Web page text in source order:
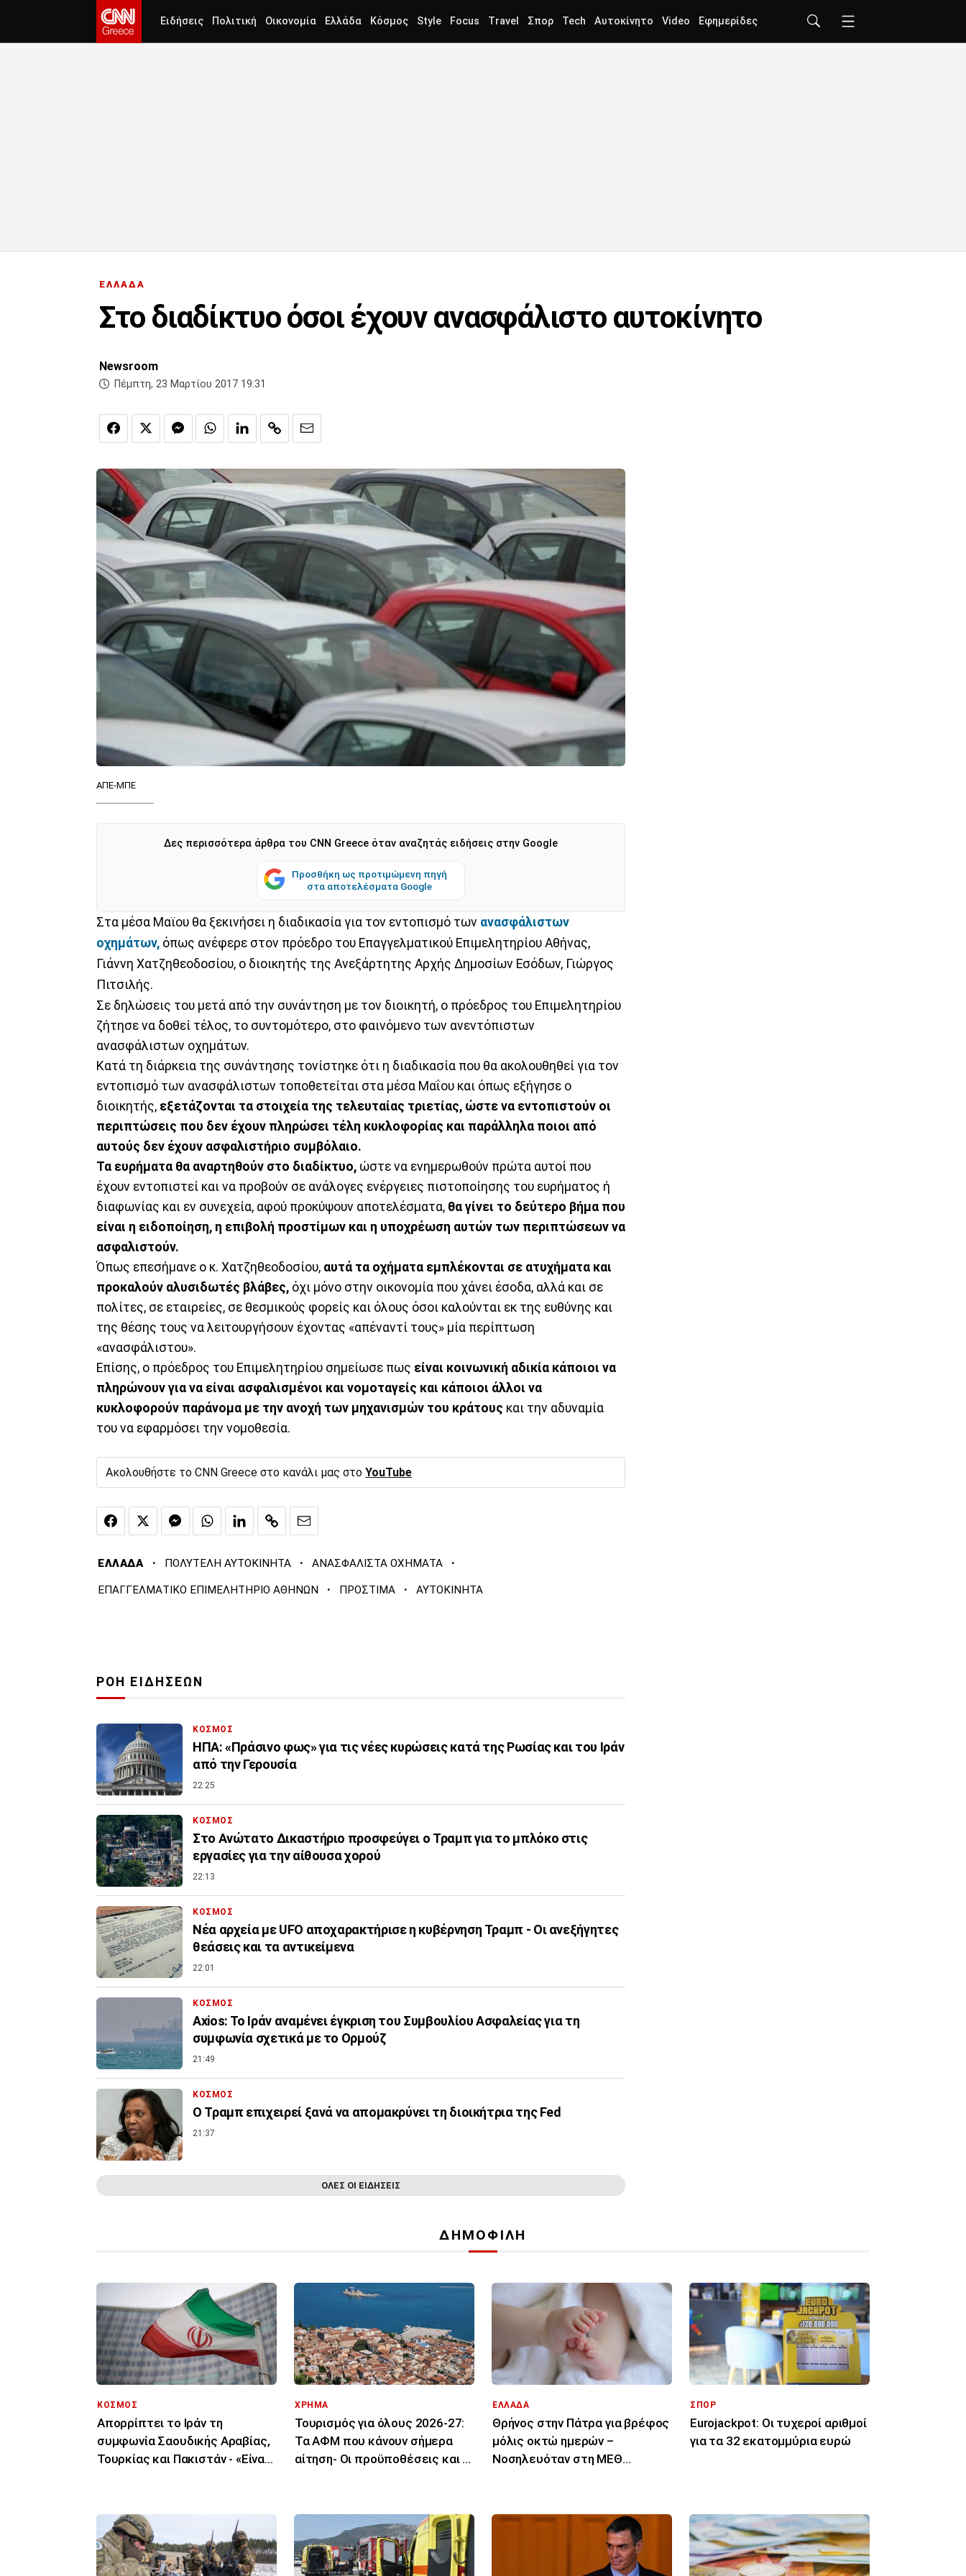
Ειδήσεις Πολιτική Οικονομία Ελλάδα Κόσμος Style Focus Travel Σπορ Tech Αυτοκίνητο Video Εφημερίδες
ΕΛΛΑΔΑ
Στο διαδίκτυο όσοι έχουν ανασφάλιστο αυτοκίνητο
Newsroom
Πέμπτη, 23 Μαρτίου 2017 19:31
ΑΠΕ-ΜΠΕ
Δες περισσότερα άρθρα του CNN Greece όταν αναζητάς ειδήσεις στην Google
Προσθήκη ως προτιμώμενη πηγή
στα αποτελέσματα Google
Στα μέσα Μαϊου θα ξεκινήσει η διαδικασία για τον εντοπισμό των ανασφάλιστων
οχημάτων, όπως ανέφερε στον πρόεδρο του Επαγγελματικού Επιμελητηρίου Αθήνας,
Γιάννη Χατζηθεοδοσίου, ο διοικητής της Ανεξάρτητης Αρχής Δημοσίων Εσόδων, Γιώργος
Πιτσιλής.
Σε δηλώσεις του μετά από την συνάντηση με τον διοικητή, ο πρόεδρος του Επιμελητηρίου
ζήτησε να δοθεί τέλος, το συντομότερο, στο φαινόμενο των ανεντόπιστων
ανασφάλιστων οχημάτων.
Κατά τη διάρκεια της συνάντησης τονίστηκε ότι η διαδικασία που θα ακολουθηθεί για τον
εντοπισμό των ανασφάλιστων τοποθετείται στα μέσα Μαΐου και όπως εξήγησε ο
διοικητής, εξετάζονται τα στοιχεία της τελευταίας τριετίας, ώστε να εντοπιστούν οι
περιπτώσεις που δεν έχουν πληρώσει τέλη κυκλοφορίας και παράλληλα ποιοι από
αυτούς δεν έχουν ασφαλιστήριο συμβόλαιο.
Τα ευρήματα θα αναρτηθούν στο διαδίκτυο, ώστε να ενημερωθούν πρώτα αυτοί που
έχουν εντοπιστεί και να προβούν σε ανάλογες ενέργειες πιστοποίησης του ευρήματος ή
διαφωνίας και εν συνεχεία, αφού προκύψουν αποτελέσματα, θα γίνει το δεύτερο βήμα που
είναι η ειδοποίηση, η επιβολή προστίμων και η υποχρέωση αυτών των περιπτώσεων να
ασφαλιστούν.
Όπως επεσήμανε ο κ. Χατζηθεοδοσίου, αυτά τα οχήματα εμπλέκονται σε ατυχήματα και
προκαλούν αλυσιδωτές βλάβες, όχι μόνο στην οικονομία που χάνει έσοδα, αλλά και σε
πολίτες, σε εταιρείες, σε θεσμικούς φορείς και όλους όσοι καλούνται εκ της ευθύνης και
της θέσης τους να λειτουργήσουν έχοντας «απέναντί τους» μία περίπτωση
«ανασφάλιστου».
Επίσης, ο πρόεδρος του Επιμελητηρίου σημείωσε πως είναι κοινωνική αδικία κάποιοι να
πληρώνουν για να είναι ασφαλισμένοι και νομοταγείς και κάποιοι άλλοι να
κυκλοφορούν παράνομα με την ανοχή των μηχανισμών του κράτους και την αδυναμία
του να εφαρμόσει την νομοθεσία.
Ακολουθήστε το CNN Greece στο κανάλι μας στο YouTube
ΕΛΛΑΔΑ · ΠΟΛΥΤΕΛΗ ΑΥΤΟΚΙΝΗΤΑ · ΑΝΑΣΦΑΛΙΣΤΑ ΟΧΗΜΑΤΑ ·
ΕΠΑΓΓΕΛΜΑΤΙΚΟ ΕΠΙΜΕΛΗΤΗΡΙΟ ΑΘΗΝΩΝ · ΠΡΟΣΤΙΜΑ · ΑΥΤΟΚΙΝΗΤΑ
ΡΟΗ ΕΙΔΗΣΕΩΝ
ΚΟΣΜΟΣ
ΗΠΑ: «Πράσινο φως» για τις νέες κυρώσεις κατά της Ρωσίας και του Ιράν
από την Γερουσία
22:25
ΚΟΣΜΟΣ
Στο Ανώτατο Δικαστήριο προσφεύγει ο Τραμπ για το μπλόκο στις
εργασίες για την αίθουσα χορού
22:13
ΚΟΣΜΟΣ
Νέα αρχεία με UFO αποχαρακτήρισε η κυβέρνηση Τραμπ - Οι ανεξήγητες
θεάσεις και τα αντικείμενα
22:01
ΚΟΣΜΟΣ
Axios: Το Ιράν αναμένει έγκριση του Συμβουλίου Ασφαλείας για τη
συμφωνία σχετικά με το Ορμούζ
21:49
ΚΟΣΜΟΣ
Ο Τραμπ επιχειρεί ξανά να απομακρύνει τη διοικήτρια της Fed
21:37
ΟΛΕΣ ΟΙ ΕΙΔΗΣΕΙΣ
ΔΗΜΟΦΙΛΗ
ΚΟΣΜΟΣ
Απορρίπτει το Ιράν τη
συμφωνία Σαουδικής Αραβίας,
Τουρκίας και Πακιστάν - «Είναι
ΧΡΗΜΑ
Τουρισμός για όλους 2026-27:
Τα ΑΦΜ που κάνουν σήμερα
αίτηση- Οι προϋποθέσεις και οι
ΕΛΛΑΔΑ
Θρήνος στην Πάτρα για βρέφος
μόλις οκτώ ημερών –
Νοσηλευόταν στη ΜΕΘ
ΣΠΟΡ
Eurojackpot: Οι τυχεροί αριθμοί
για τα 32 εκατoμμύρια ευρώ